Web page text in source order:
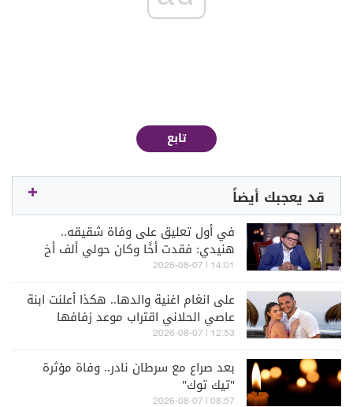
تابع
قد يعجبك أيضاً
في أول تعليق على وفاة شقيقه..
هنيدي: فقدت أخًا وكان حولي ألف أخ
14:01 | 2026-08-07
على انغام اغنية والدها.. هكذا أعلنت ابنة
عاصي الحلاني اقتراب موعد زفافها
12:53 | 2026-08-07
بعد صراع مع سرطان نادر.. وفاة مؤثرة
"تيك توك"
08:57 | 2026-08-07